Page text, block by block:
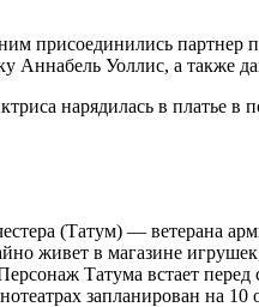
присоединились
Аннабель Уоллис, а
нарядилась в платье в
(Татум) — ветерана
живет в магазине
Татума встает
запланирован на 10